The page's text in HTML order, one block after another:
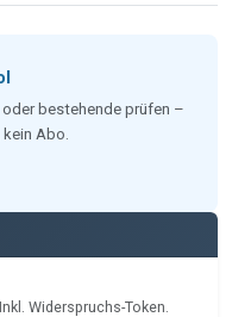
bestehende prüfen –
kein Abo.
Widerspruchs-Token.